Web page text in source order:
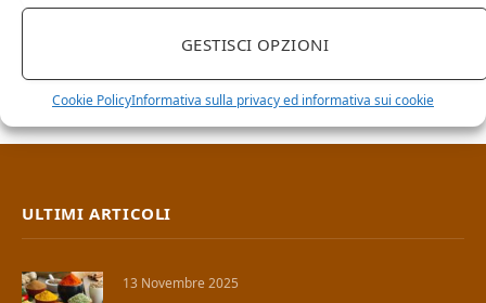
GESTISCI OPZIONI
Cookie PolicyInformativa sulla privacy ed informativa sui cookie
ULTIMI ARTICOLI
13 Novembre 2025